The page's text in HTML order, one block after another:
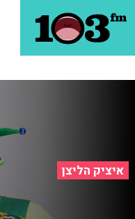
איציק הליצן